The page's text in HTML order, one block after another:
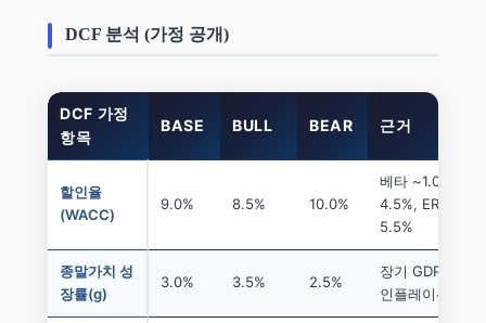
DCF 분석 (가정 공개)
DCF 가정
항목
BASE BULL BEAR 근거
할인율
(WACC)
9.0% 8.5% 10.0%
베타 ~1.0, Rf
4.5%, ERP
5.5%
종말가치 성
장률(g)
3.0% 3.5% 2.5%
장기 GDP +
인플레이션